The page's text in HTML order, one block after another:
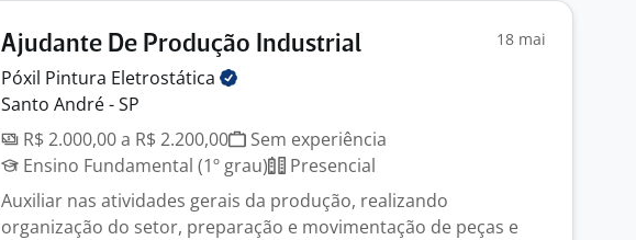
Ajudante De Produção Industrial 18 mai
Póxil Pintura Eletrostática
Santo André - SP
R$ 2.000,00 a R$ 2.200,00
Sem experiência
Ensino Fundamental (1º grau)
Presencial
Auxiliar nas atividades gerais da produção, realizando
organização do setor, preparação e movimentação de peças e